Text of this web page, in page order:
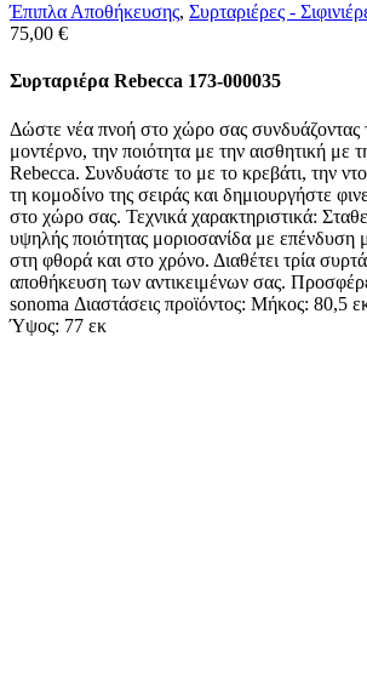
Έπιπλα Αποθήκευσης, Συρταριέρες -
75,00 €
Συρταριέρα Rebecca 173-000035
Δώστε νέα πνοή στο χώρο σας συνδυάζοντας
μοντέρνο, την ποιότητα με την αισθητική με
Rebecca. Συνδυάστε το με το κρεβάτι, την
τη κομοδίνο της σειράς και δημιουργήστε
στο χώρο σας. Τεχνικά χαρακτηριστικά:
υψηλής ποιότητας μοριοσανίδα με επένδυση
στη φθορά και στο χρόνο. Διαθέτει τρία
αποθήκευση των αντικειμένων σας.
sonoma Διαστάσεις προϊόντος: Μήκος: 80,5
Ύψος: 77 εκ